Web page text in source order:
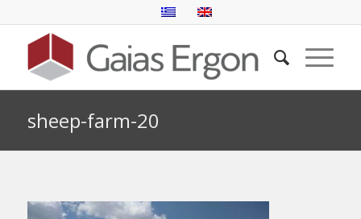
sheep-farm-20